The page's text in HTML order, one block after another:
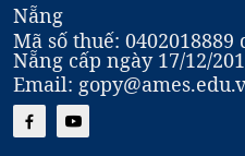
Nẵng
Mã số thuế: 0402018889
Nẵng cấp ngày 17/12/
Email: